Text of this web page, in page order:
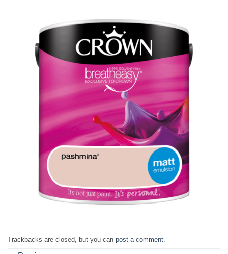
Trackbacks are closed, but you can post a comment